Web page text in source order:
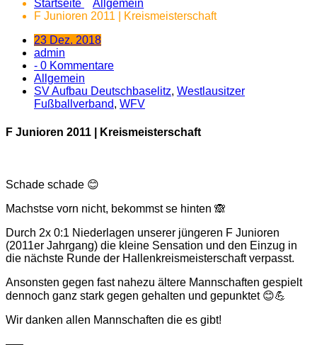
Startseite
Allgemein
F Junioren 2011 | Kreismeisterschaft
23 Dez. 2018
admin
- 0 Kommentare
Allgemein
SV Aufbau Deutschbaselitz, Westlausitzer
Fußballverband, WFV
F Junioren 2011 | Kreismeisterschaft
Schade schade 😊
Machstse vorn nicht, bekommst se hinten 🙈
Durch 2x 0:1 Niederlagen unserer jüngeren F Junioren
(2011er Jahrgang) die kleine Sensation und den Einzug in
die nächste Runde der Hallenkreismeisterschaft verpasst.
Ansonsten gegen fast nahezu ältere Mannschaften gespielt
dennoch ganz stark gegen gehalten und gepunktet 😊💪
Wir danken allen Mannschaften die es gibt!